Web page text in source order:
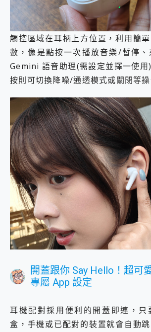
觸控區域在耳柄上方位置，利用簡
數，像是點按一次播放音樂/暫停、
Gemini 語音助理(需設定並擇一使用
按則可切換降噪/通透模式或關閉等操
開蓋跟你 Say Hello！超可
專屬 App 設定
耳機配對採用便利的開蓋即連，只
盒，手機或已配對的裝置就會自動